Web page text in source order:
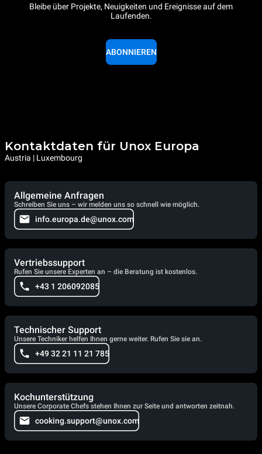
Bleibe über Projekte, Neuigkeiten und Ereignisse auf dem
Laufenden.
ABONNIEREN
Kontaktdaten für Unox Europa
Austria | Luxembourg
Allgemeine Anfragen
Schreiben Sie uns – wir melden uns so schnell wie möglich.
info.europa.de@unox.com
Vertriebssupport
Rufen Sie unsere Experten an – die Beratung ist kostenlos.
+43 1 206092085
Technischer Support
Unsere Techniker helfen Ihnen gerne weiter. Rufen Sie sie an.
+49 32 21 11 21 785
Kochunterstützung
Unsere Corporate Chefs stehen Ihnen zur Seite und antworten zeitnah.
cooking.support@unox.com